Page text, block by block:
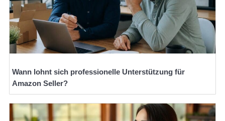
Wann lohnt sich professionelle Unterstützung für
Amazon Seller?